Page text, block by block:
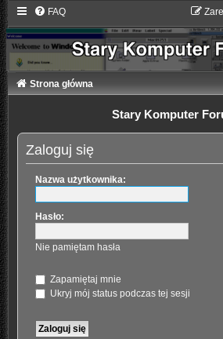
FAQ
Strona główna
Stary Komputer
Zaloguj się
Nazwa użytkownika:
Hasło:
Nie pamiętam hasła
Zapamiętaj mnie
Ukryj mój status podczas tej sesji